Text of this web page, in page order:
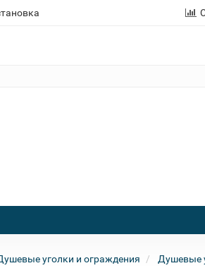
уголки и ограждения Душевые